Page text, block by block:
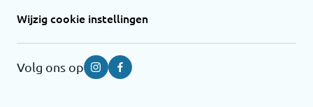
Wijzig cookie instellingen
Volg ons op InstagramFacebook